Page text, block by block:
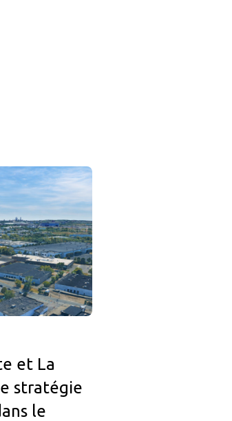
lancent une stratégie de coentreprise dans
et La
stratégie
le